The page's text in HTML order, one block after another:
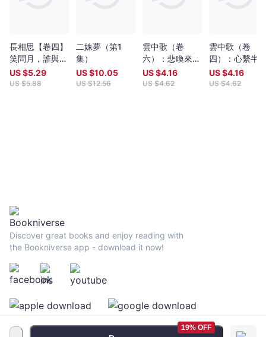
長相思【卷四】
笑問月，誰與共
(二版)
US $5.29
US $5.88
二姝夢（第1
集）
US $10.05
US $12.56
雲中歌（卷
六）：悲喚來世
夢（完）
US $4.16
US $4.62
雲中歌（卷
四）：心繫半
願
US $4.16
US $4.62
19% OFF
Discover great books and enjoy reading with
the Bookniverse app - download it now!